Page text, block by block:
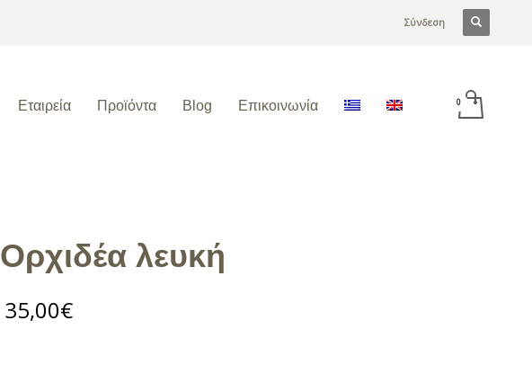
Σύνδεση
Εταιρεία Προϊόντα Blog Επικοινωνία
Ορχιδέα λευκή
35,00€